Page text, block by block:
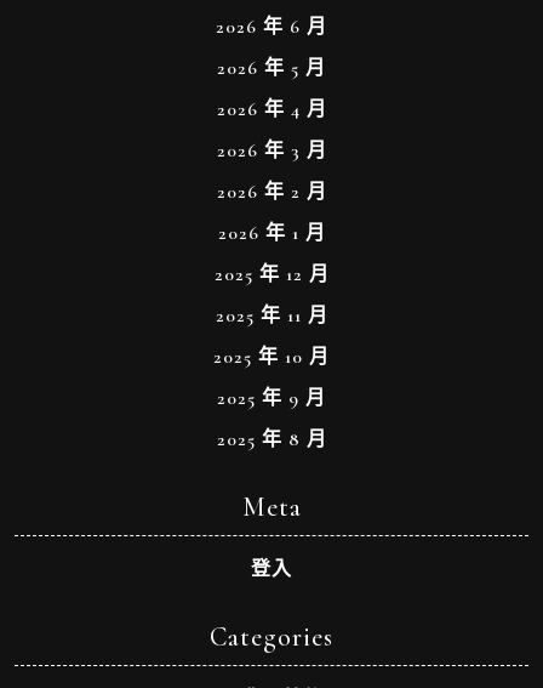
2026 年 6 月
2026 年 5 月
2026 年 4 月
2026 年 3 月
2026 年 2 月
2026 年 1 月
2025 年 12 月
2025 年 11 月
2025 年 10 月
2025 年 9 月
2025 年 8 月
Meta
登入
Categories